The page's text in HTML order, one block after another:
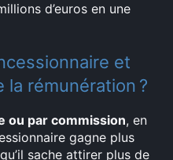
d’euros en une
et
rémunération ?
ou par commission, en
gagne plus
sache attirer plus de